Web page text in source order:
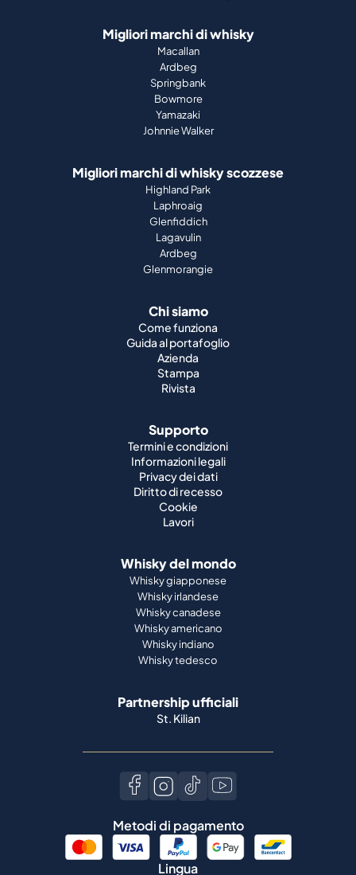
Migliori marchi di whisky
Macallan
Ardbeg
Springbank
Bowmore
Yamazaki
Johnnie Walker
Migliori marchi di whisky scozzese
Highland Park
Laphroaig
Glenfiddich
Lagavulin
Ardbeg
Glenmorangie
Chi siamo
Come funziona
Guida al portafoglio
Azienda
Stampa
Rivista
Supporto
Termini e condizioni
Informazioni legali
Privacy dei dati
Diritto di recesso
Cookie
Lavori
Whisky del mondo
Whisky giapponese
Whisky irlandese
Whisky canadese
Whisky americano
Whisky indiano
Whisky tedesco
Partnership ufficiali
St. Kilian
Metodi di pagamento
Lingua